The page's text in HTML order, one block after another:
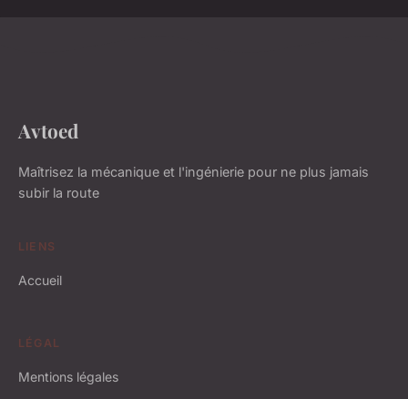
Avtoed
Maîtrisez la mécanique et l'ingénierie pour ne plus jamais
subir la route
LIENS
Accueil
LÉGAL
Mentions légales